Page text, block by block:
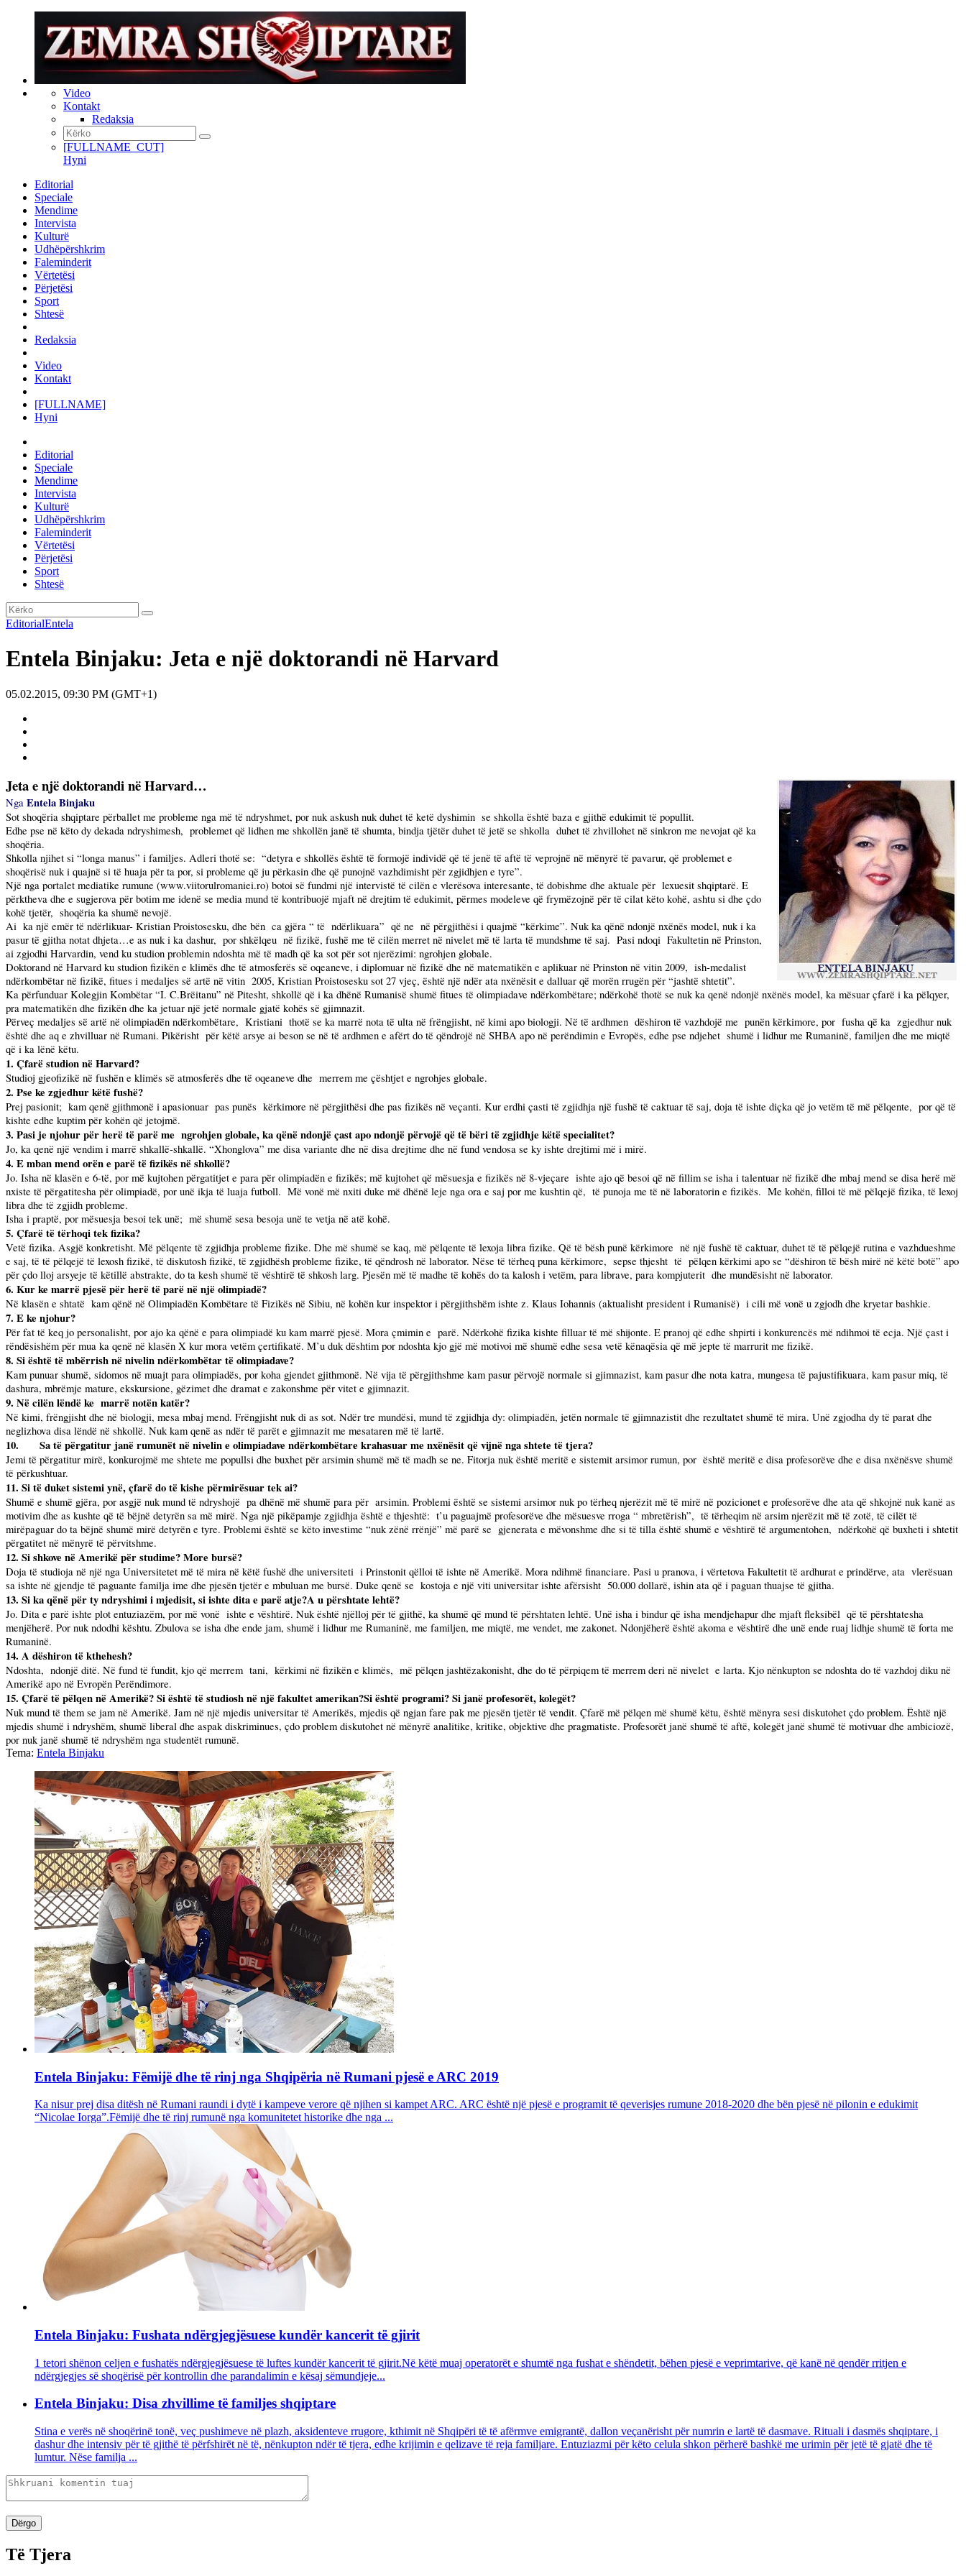
Video
Kontakt
Redaksia
[FULLNAME_CUT]
Hyni
Editorial
Speciale
Mendime
Intervista
Kulturë
Udhëpërshkrim
Faleminderit
Vërtetësi
Përjetësi
Sport
Shtesë
Redaksia
Video
Kontakt
[FULLNAME]
Hyni
Editorial
Speciale
Mendime
Intervista
Kulturë
Udhëpërshkrim
Faleminderit
Vërtetësi
Përjetësi
Sport
Shtesë
EditorialEntela
Entela Binjaku: Jeta e një doktorandi në Harvard
05.02.2015, 09:30 PM (GMT+1)
Jeta e një doktorandi në Harvard…
Nga Entela Binjaku
Sot shoqëria shqiptare përballet me probleme nga më të ndryshmet, por nuk askush nuk duhet të ketë dyshimin se shkolla është baza e gjithë edukimit të popullit.
Edhe pse në këto dy dekada ndryshimesh, problemet që lidhen me shkollën janë të shumta, bindja tjëtër duhet të jetë se shkolla duhet të zhvillohet në sinkron me nevojat që ka
shoqëria.
Shkolla njihet si “longa manus” i familjes. Adleri thotë se: “detyra e shkollës është të formojë individë që të jenë të aftë të veprojnë në mënyrë të pavarur, që problemet e
shoqërisë nuk i quajnë si të huaja për ta por, si probleme që ju përkasin dhe që punojnë vazhdimisht për zgjidhjen e tyre”.
Një nga portalet mediatike rumune (www.viitorulromaniei.ro) botoi së fundmi një intervistë të cilën e vlerësova interesante, të dobishme dhe aktuale për lexuesit shqiptarë. E
përktheva dhe e sugjerova për botim me idenë se media mund të kontribuojë mjaft në drejtim të edukimit, përmes modeleve që frymëzojnë për të cilat këto kohë, ashtu si dhe çdo
kohë tjetër, shoqëria ka shumë nevojë.
Ai ka një emër të ndërlikuar- Kristian Proistosesku, dhe bën ca gjëra “ të ndërlikuara” që ne në përgjithësi i quajmë “kërkime”. Nuk ka qënë ndonjë nxënës model, nuk i ka
pasur të gjitha notat dhjeta…e as nuk i ka dashur, por shkëlqeu në fizikë, fushë me të cilën merret në nivelet më të larta të mundshme të saj. Pasi ndoqi Fakultetin në Prinston,
ai zgjodhi Harvardin, vend ku studion problemin ndoshta më të madh që ka sot për sot njerëzimi: ngrohjen globale.
Doktorand në Harvard ku studion fizikën e klimës dhe të atmosferës së oqeaneve, i diplomuar në fizikë dhe në matematikën e aplikuar në Prinston në vitin 2009, ish-medalist
ndërkombëtar në fizikë, fitues i medaljes së artë në vitin 2005, Kristian Proistosesku sot 27 vjeç, është një ndër ata nxënësit e dalluar që morën rrugën për “jashtë shtetit”.
Ka përfunduar Kolegjin Kombëtar “I. C.Brëitanu” në Pitesht, shkollë që i ka dhënë Rumanisë shumë fitues të olimpiadave ndërkombëtare; ndërkohë thotë se nuk ka qenë ndonjë nxënës model, ka mësuar çfarë i ka pëlqyer,
pra matematikën dhe fizikën dhe ka jetuar një jetë normale gjatë kohës së gjimnazit.
Përveç medaljes së artë në olimpiadën ndërkombëtare, Kristiani thotë se ka marrë nota të ulta në frëngjisht, në kimi apo biologji. Në të ardhmen dëshiron të vazhdojë me punën kërkimore, por fusha që ka zgjedhur nuk
është dhe aq e zhvilluar në Rumani. Pikërisht për këtë arsye ai beson se në të ardhmen e afërt do të qëndrojë në SHBA apo në perëndimin e Evropës, edhe pse ndjehet shumë i lidhur me Rumaninë, familjen dhe me miqtë
që i ka lënë këtu.
1. Çfarë studion në Harvard?
Studioj gjeofizikë në fushën e klimës së atmosferës dhe të oqeaneve dhe merrem me çështjet e ngrohjes globale.
2. Pse ke zgjedhur këtë fushë?
Prej pasionit; kam qenë gjithmonë i apasionuar pas punës kërkimore në përgjithësi dhe pas fizikës në veçanti. Kur erdhi çasti të zgjidhja një fushë të caktuar të saj, doja të ishte diçka që jo vetëm të më pëlqente, por që të
kishte edhe kuptim për kohën që jetojmë.
3. Pasi je njohur për herë të parë me ngrohjen globale, ka qënë ndonjë çast apo ndonjë përvojë që të bëri të zgjidhje këtë specialitet?
Jo, ka qenë një vendim i marrë shkallë-shkallë. “Xhonglova” me disa variante dhe në disa drejtime dhe në fund vendosa se ky ishte drejtimi më i mirë.
4. E mban mend orën e parë të fizikës në shkollë?
Jo. Isha në klasën e 6-të, por më kujtohen përgatitjet e para për olimpiadën e fizikës; më kujtohet që mësuesja e fizikës në 8-vjeçare ishte ajo që besoi që në fillim se isha i talentuar në fizikë dhe mbaj mend se disa herë më
nxiste të përgatitesha për olimpiadë, por unë ikja të luaja futboll. Më vonë më nxiti duke më dhënë leje nga ora e saj por me kushtin që, të punoja me të në laboratorin e fizikës. Me kohën, filloi të më pëlqejë fizika, të lexoj
libra dhe të zgjidh probleme.
Isha i praptë, por mësuesja besoi tek unë; më shumë sesa besoja unë te vetja në atë kohë.
5. Çfarë të tërhoqi tek fizika?
Vetë fizika. Asgjë konkretisht. Më pëlqente të zgjidhja probleme fizike. Dhe më shumë se kaq, më pëlqente të lexoja libra fizike. Që të bësh punë kërkimore në një fushë të caktuar, duhet të të pëlqejë rutina e vazhdueshme
e saj, të të pëlqejë të lexosh fizikë, të diskutosh fizikë, të zgjidhësh probleme fizike, të qëndrosh në laborator. Nëse të tërheq puna kërkimore, sepse thjesht të pëlqen kërkimi apo se “dëshiron të bësh mirë në këtë botë” apo
për çdo lloj arsyeje të këtillë abstrakte, do ta kesh shumë të vështirë të shkosh larg. Pjesën më të madhe të kohës do ta kalosh i vetëm, para librave, para kompjuterit dhe mundësisht në laborator.
6. Kur ke marrë pjesë për herë të parë në një olimpiadë?
Në klasën e shtatë kam qënë në Olimpiadën Kombëtare të Fizikës në Sibiu, në kohën kur inspektor i përgjithshëm ishte z. Klaus Iohannis (aktualisht president i Rumanisë) i cili më vonë u zgjodh dhe kryetar bashkie.
7. E ke njohur?
Për fat të keq jo personalisht, por ajo ka qënë e para olimpiadë ku kam marrë pjesë. Mora çmimin e parë. Ndërkohë fizika kishte filluar të më shijonte. E pranoj që edhe shpirti i konkurencës më ndihmoi të ecja. Një çast i
rëndësishëm për mua ka qenë në klasën X kur mora vetëm çertifikatë. M’u duk dështim por ndoshta kjo gjë më motivoi më shumë edhe sesa vetë kënaqësia që më jepte të marrurit me fizikë.
8. Si është të mbërrish në nivelin ndërkombëtar të olimpiadave?
Kam punuar shumë, sidomos në muajt para olimpiadës, por koha gjendet gjithmonë. Në vija të përgjithshme kam pasur përvojë normale si gjimnazist, kam pasur dhe nota katra, mungesa të pajustifikuara, kam pasur miq, të
dashura, mbrëmje mature, ekskursione, gëzimet dhe dramat e zakonshme për vitet e gjimnazit.
9. Në cilën lëndë ke marrë notën katër?
Në kimi, frëngjisht dhe në biologji, mesa mbaj mend. Frëngjisht nuk di as sot. Ndër tre mundësi, mund të zgjidhja dy: olimpiadën, jetën normale të gjimnazistit dhe rezultatet shumë të mira. Unë zgjodha dy të parat dhe
neglizhova disa lëndë në shkollë. Nuk kam qenë as ndër të parët e gjimnazit me mesataren më të lartë.
10. Sa të përgatitur janë rumunët në nivelin e olimpiadave ndërkombëtare krahasuar me nxënësit që vijnë nga shtete të tjera?
Jemi të përgatitur mirë, konkurojmë me shtete me popullsi dhe buxhet për arsimin shumë më të madh se ne. Fitorja nuk është meritë e sistemit arsimor rumun, por është meritë e disa profesorëve dhe e disa nxënësve shumë
të përkushtuar.
11. Si të duket sistemi ynë, çfarë do të kishe përmirësuar tek ai?
Shumë e shumë gjëra, por asgjë nuk mund të ndryshojë pa dhënë më shumë para për arsimin. Problemi është se sistemi arsimor nuk po tërheq njerëzit më të mirë në pozicionet e profesorëve dhe ata që shkojnë nuk kanë as
motivim dhe as kushte që të bëjnë detyrën sa më mirë. Nga një pikëpamje zgjidhja është e thjeshtë: t’u paguajmë profesorëve dhe mësuesve rroga “ mbretërish”, të tërheqim në arsim njerëzit më të zotë, të cilët të
mirëpaguar do ta bëjnë shumë mirë detyrën e tyre. Problemi është se këto investime “nuk zënë rrënjë” më parë se gjenerata e mëvonshme dhe si të tilla është shumë e vështirë të argumentohen, ndërkohë që buxheti i shtetit
përgatitet në mënyrë të përvitshme.
12. Si shkove në Amerikë për studime? More bursë?
Doja të studioja në një nga Universitetet më të mira në këtë fushë dhe universiteti i Prinstonit qëlloi të ishte në Amerikë. Mora ndihmë financiare. Pasi u pranova, i vërtetova Fakultetit të ardhurat e prindërve, ata vlerësuan
sa ishte në gjendje të paguante familja ime dhe pjesën tjetër e mbuluan me bursë. Duke qenë se kostoja e një viti universitar ishte afërsisht 50.000 dollarë, ishin ata që i paguan thuajse të gjitha.
13. Si ka qënë për ty ndryshimi i mjedisit, si ishte dita e parë atje?A u përshtate lehtë?
Jo. Dita e parë ishte plot entuziazëm, por më vonë ishte e vështirë. Nuk është njëlloj për të gjithë, ka shumë që mund të përshtaten lehtë. Unë isha i bindur që isha mendjehapur dhe mjaft fleksibël që të përshtatesha
menjëherë. Por nuk ndodhi kështu. Zbulova se isha dhe ende jam, shumë i lidhur me Rumaninë, me familjen, me miqtë, me vendet, me zakonet. Ndonjëherë është akoma e vështirë dhe unë ende ruaj lidhje shumë të forta me
Rumaninë.
14. A dëshiron të kthehesh?
Ndoshta, ndonjë ditë. Në fund të fundit, kjo që merrem tani, kërkimi në fizikën e klimës, më pëlqen jashtëzakonisht, dhe do të përpiqem të merrem deri në nivelet e larta. Kjo nënkupton se ndoshta do të vazhdoj diku në
Amerikë apo në Evropën Perëndimore.
15. Çfarë të pëlqen në Amerikë? Si është të studiosh në një fakultet amerikan?Si është programi? Si janë profesorët, kolegët?
Nuk mund të them se jam në Amerikë. Jam në një mjedis universitar të Amerikës, mjedis që ngjan fare pak me pjesën tjetër të vendit. Çfarë më pëlqen më shumë këtu, është mënyra sesi diskutohet çdo problem. Është një
mjedis shumë i ndryshëm, shumë liberal dhe aspak diskriminues, çdo problem diskutohet në mënyrë analitike, kritike, objektive dhe pragmatiste. Profesorët janë shumë të aftë, kolegët janë shumë të motivuar dhe ambiciozë,
por nuk janë shumë të ndryshëm nga studentët rumunë.
Tema: Entela Binjaku
Entela Binjaku: Fëmijë dhe të rinj nga Shqipëria në Rumani pjesë e ARC 2019
Ka nisur prej disa ditësh në Rumani raundi i dytë i kampeve verore që njihen si kampet ARC. ARC është një pjesë e programit të qeverisjes rumune 2018-2020 dhe bën pjesë në pilonin e edukimit
“Nicolae Iorga”.Fëmijë dhe të rinj rumunë nga komunitetet historike dhe nga ...
Entela Binjaku: Fushata ndërgjegjësuese kundër kancerit të gjirit
1 tetori shënon celjen e fushatës ndërgjegjësuese të luftes kundër kancerit të gjirit.Në këtë muaj operatorët e shumtë nga fushat e shëndetit, bëhen pjesë e veprimtarive, që kanë në qendër rritjen e
ndërgjegjes së shoqërisë për kontrollin dhe parandalimin e kësaj sëmundjeje...
Entela Binjaku: Disa zhvillime të familjes shqiptare
Stina e verës në shoqërinë tonë, veç pushimeve në plazh, aksidenteve rrugore, kthimit në Shqipëri të të afërmve emigrantë, dallon veçanërisht për numrin e lartë të dasmave. Rituali i dasmës shqiptare, i
dashur dhe intensiv për të gjithë të përfshirët në të, nënkupton ndër të tjera, edhe krijimin e qelizave të reja familjare. Entuziazmi për këto celula shkon përherë bashkë me urimin për jetë të gjatë dhe të
lumtur. Nëse familja ...
Dërgo
Të Tjera